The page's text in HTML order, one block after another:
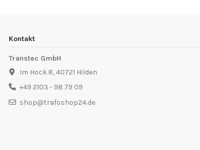
Kontakt
Transtec GmbH
Im Hock 8, 40721 Hilden
+49 2103 - 98 79 09
shop@trafoshop24.de